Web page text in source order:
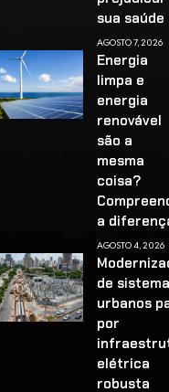
sua
AGOSTO 7, 2026
Energia
limpa e
energia
renovável
são a
mesma
coisa?
a
AGOSTO 4, 2026
de
urbanos
por
elétrica
robusta